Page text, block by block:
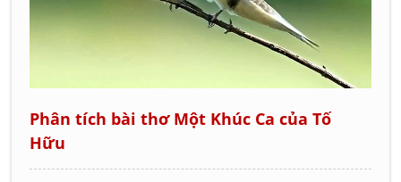
Phân tích bài thơ Một Khúc Ca của Tố
Hữu